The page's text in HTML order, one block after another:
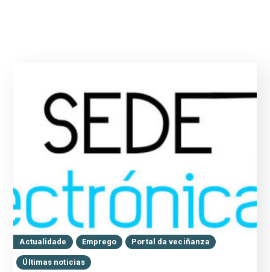
Actualidade Emprego Portal da veciñanza
Últimas noticias